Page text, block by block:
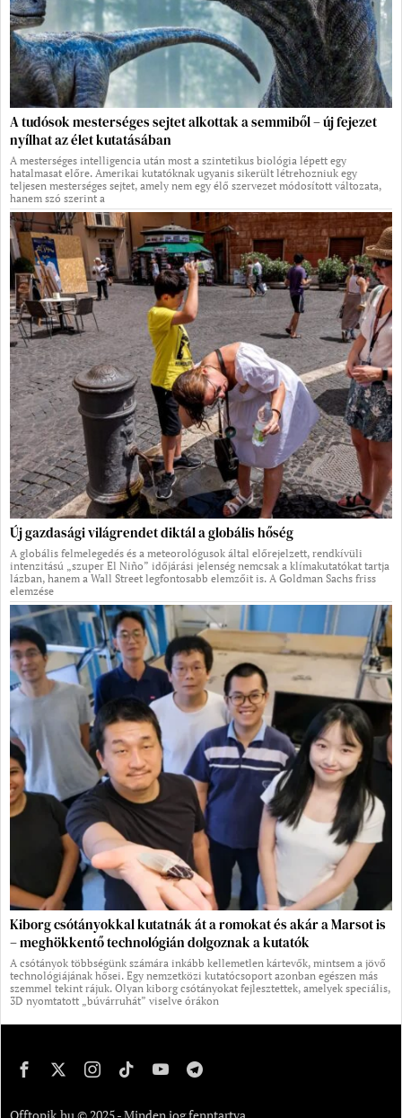
A tudósok mesterséges sejtet alkottak a semmiből – új fejezet
nyílhat az élet kutatásában
A mesterséges intelligencia után most a szintetikus biológia lépett egy
hatalmasat előre. Amerikai kutatóknak ugyanis sikerült létrehozniuk egy
teljesen mesterséges sejtet, amely nem egy élő szervezet módosított változata,
hanem szó szerint a
Új gazdasági világrendet diktál a globális hőség
A globális felmelegedés és a meteorológusok által előrejelzett, rendkívüli
intenzitású „szuper El Niño” időjárási jelenség nemcsak a klímakutatókat tartja
lázban, hanem a Wall Street legfontosabb elemzőit is. A Goldman Sachs friss
elemzése
Kiborg csótányokkal kutatnák át a romokat és akár a Marsot is
– meghökkentő technológián dolgoznak a kutatók
A csótányok többségünk számára inkább kellemetlen kártevők, mintsem a jövő
technológiájának hősei. Egy nemzetközi kutatócsoport azonban egészen más
szemmel tekint rájuk. Olyan kiborg csótányokat fejlesztettek, amelyek speciális,
3D nyomtatott „búvárruhát” viselve órákon